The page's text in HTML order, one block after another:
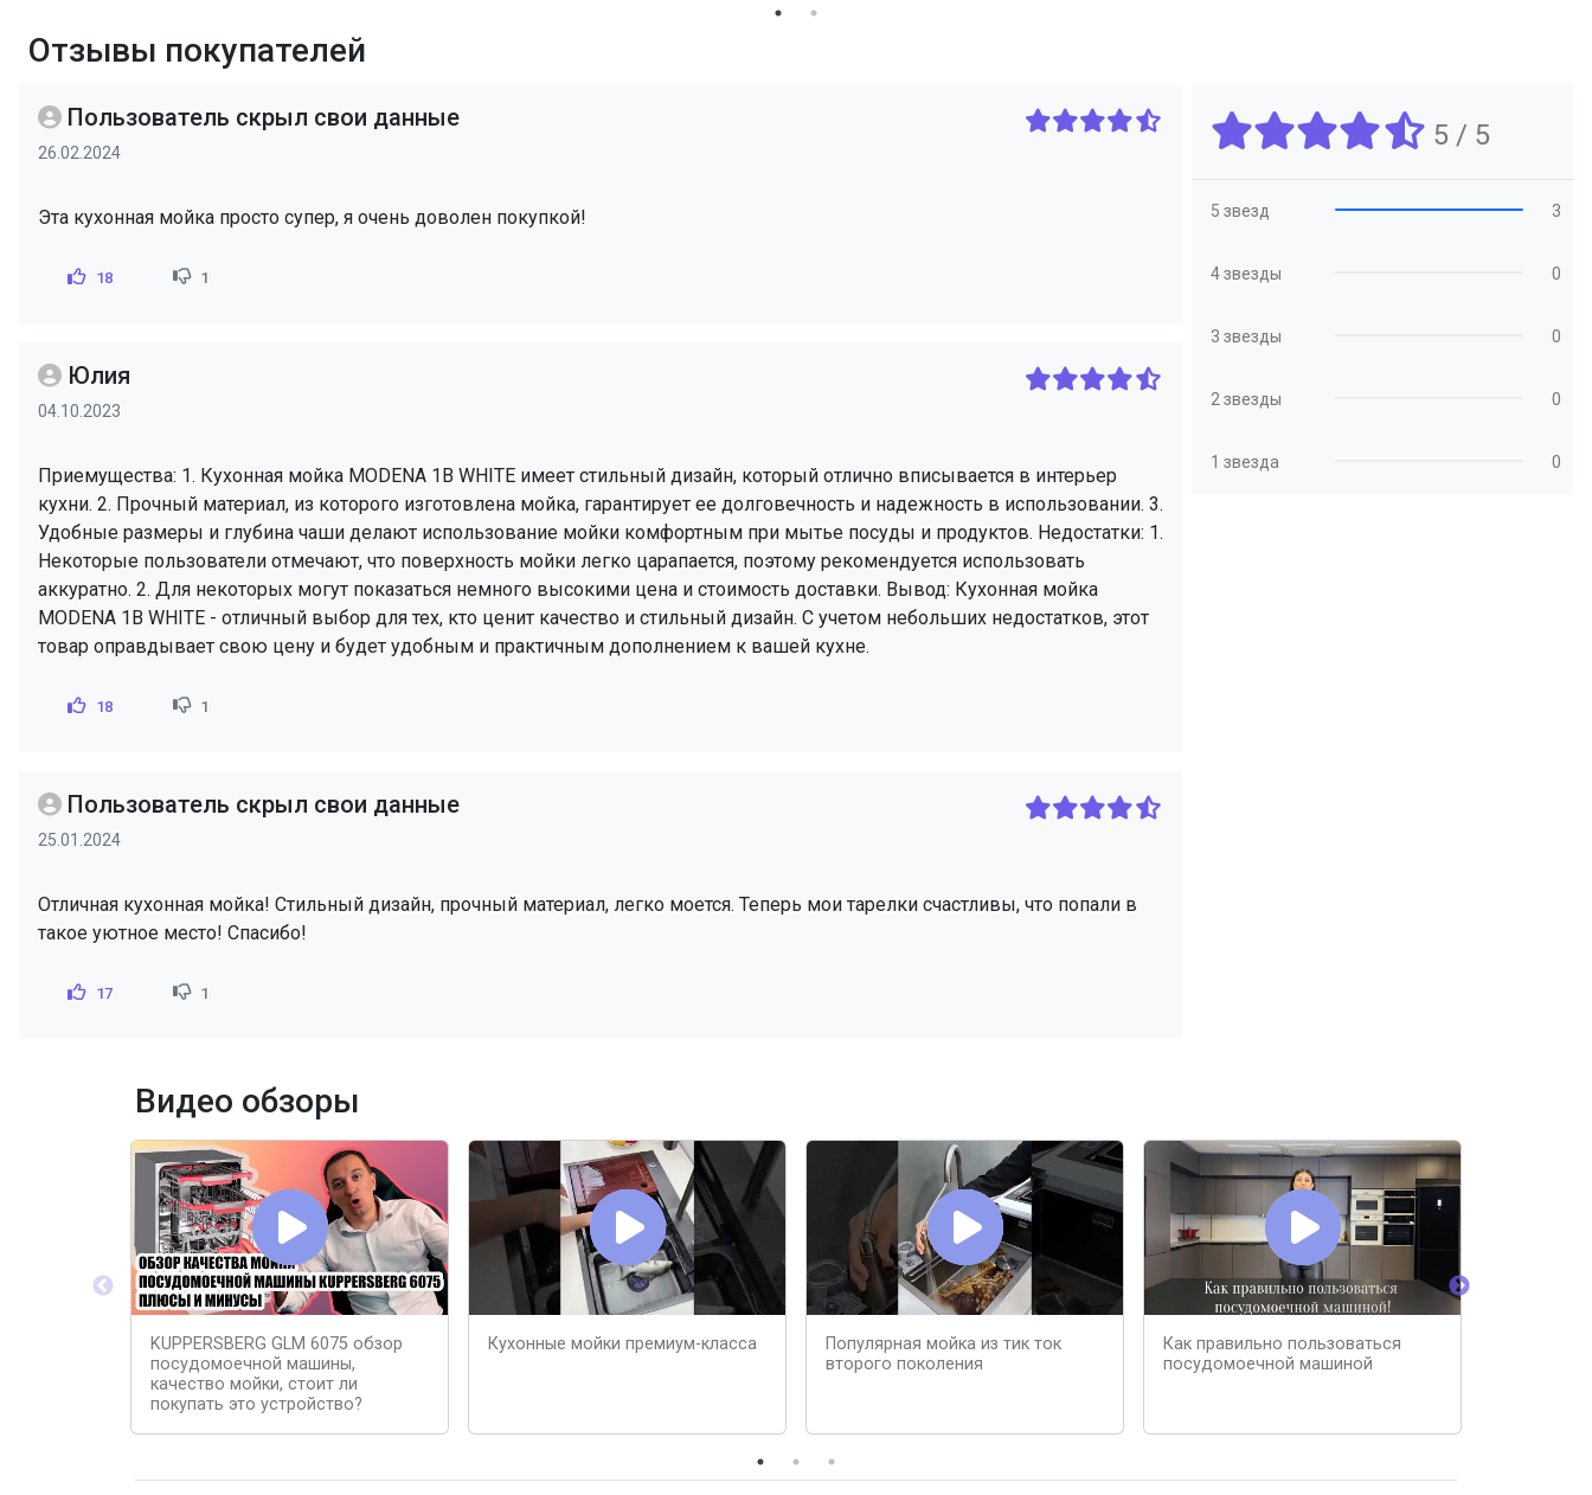
Отзывы покупателей
Пользователь скрыл свои данные
26.02.2024
Эта кухонная мойка просто супер, я очень доволен покупкой!
18 1
Юлия
04.10.2023
Приемущества: 1. Кухонная мойка MODENA 1B WHITE имеет стильный дизайн, который отлично вписывается в интерьер
кухни. 2. Прочный материал, из которого изготовлена мойка, гарантирует ее долговечность и надежность в использовании. 3.
Удобные размеры и глубина чаши делают использование мойки комфортным при мытье посуды и продуктов. Недостатки: 1.
Некоторые пользователи отмечают, что поверхность мойки легко царапается, поэтому рекомендуется использовать
аккуратно. 2. Для некоторых могут показаться немного высокими цена и стоимость доставки. Вывод: Кухонная мойка
MODENA 1B WHITE - отличный выбор для тех, кто ценит качество и стильный дизайн. С учетом небольших недостатков, этот
товар оправдывает свою цену и будет удобным и практичным дополнением к вашей кухне.
18 1
Пользователь скрыл свои данные
25.01.2024
Отличная кухонная мойка! Стильный дизайн, прочный материал, легко моется. Теперь мои тарелки счастливы, что попали в
такое уютное место! Спасибо!
17 1
5 / 5
5 звезд 3
4 звезды 0
3 звезды 0
2 звезды 0
1 звезда 0
Видео обзоры
KUPPERSBERG GLM 6075 обзор
посудомоечной машины,
качество мойки, стоит ли
покупать это устройство?
Кухонные мойки премиум-класса
Популярная мойка из тик ток
второго поколения
Как правильно пользоваться
посудомоечной машиной